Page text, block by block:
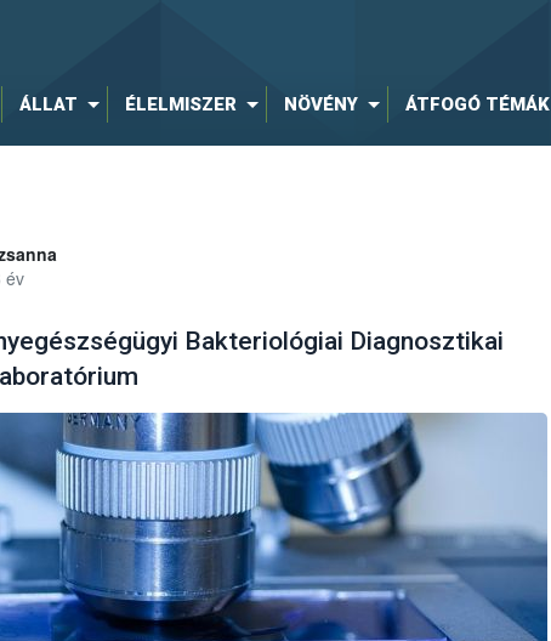
ÁLLAT ÉLELMISZER NÖVÉNY ÁTFOGÓ TÉMÁK
év
Bakteriológiai Diagnosztikai